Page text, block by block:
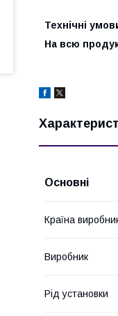
Технічні
На всю
Основні
Країна
Виробник
Рід установки